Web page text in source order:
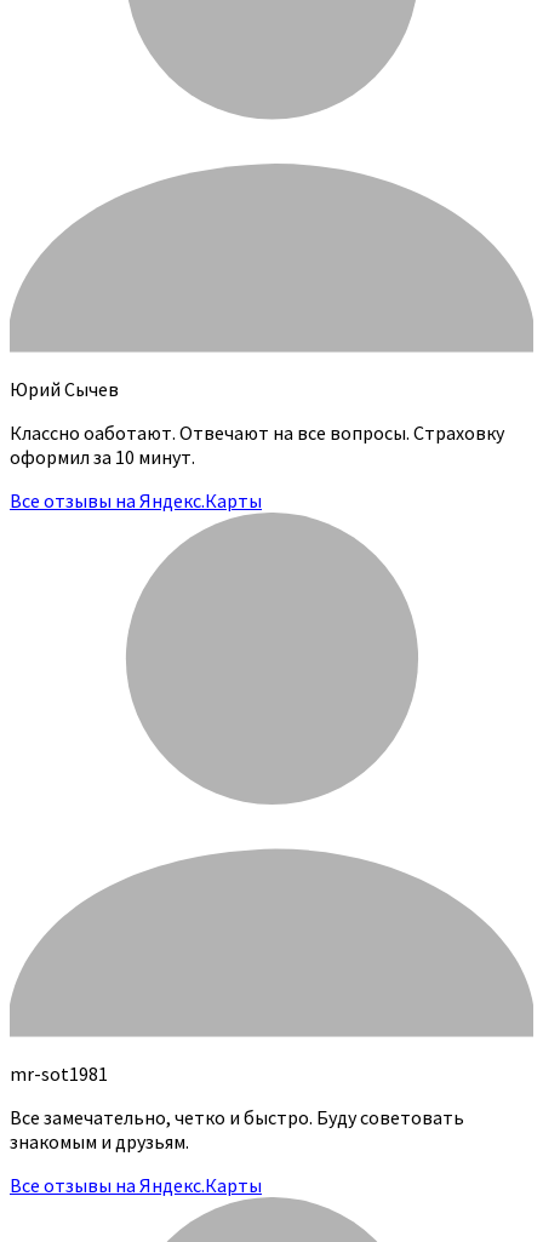
Юрий Сычев
Классно оаботают. Отвечают на все вопросы. Страховку
оформил за 10 минут.
Все отзывы на Яндекс.Карты
mr-sot1981
Все замечательно, четко и быстро. Буду советовать
знакомым и друзьям.
Все отзывы на Яндекс.Карты